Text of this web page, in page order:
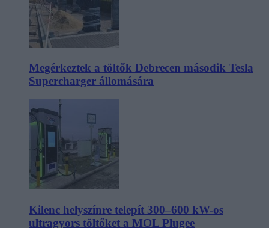
Megérkeztek a töltők Debrecen második Tesla
Supercharger állomására
Kilenc helyszínre telepít 300–600 kW-os
ultragyors töltőket a MOL Plugee